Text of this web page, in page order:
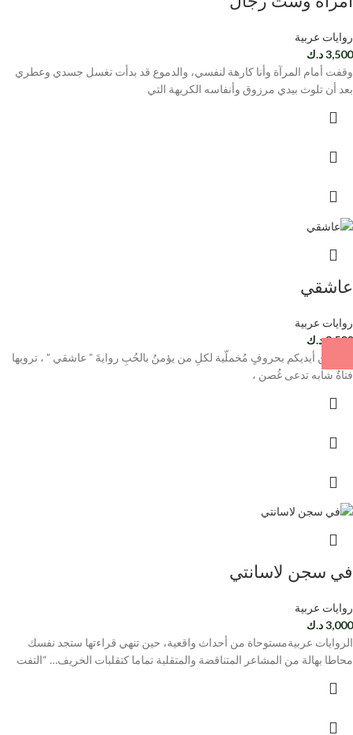
روايات عربية
3,500د.ك
وقفت أمام المرآة وأنا كارهة لنفسي، والدموع قد بدأت تغسل جسدي وعطري
بعد أن تلوث بيدي مرزوق وأنفاسه الكريهة التي
عاشقي
روايات عربية
3,500د.ك
أضعُ بين أيديكم بحروفٍ مُخملّية لكلِ من يؤمنُ بالحُبِ روايةَ ” عاشقي ” ، ترويها
فتاةٌ شابه تدعى غُصن ،
في سجن لاسانتي
روايات عربية
3,000د.ك
الروايات عربيةمستوحاة من أحداث واقعية، حين تنهي قراءتها ستجد نفسك
محاطا بهالة من المشاعر المتناقضة والمتقلبة تماما كتقلبات الخريف… “التفت